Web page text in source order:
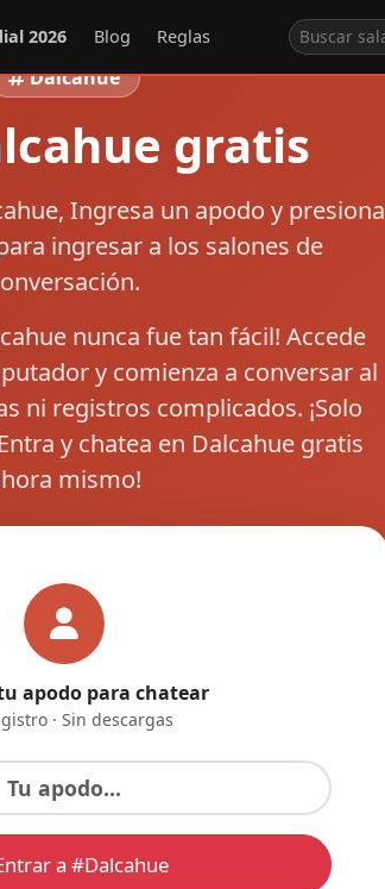
2026 Blog Reglas
Dalcahue
gratis
, Ingresa un apodo y presiona
ingresar a los salones de
nunca fue tan fácil! Accede
y comienza a conversar al
ni registros complicados. ¡Solo
y chatea en Dalcahue gratis
mismo!
apodo para chatear
· Sin descargas
a #Dalcahue